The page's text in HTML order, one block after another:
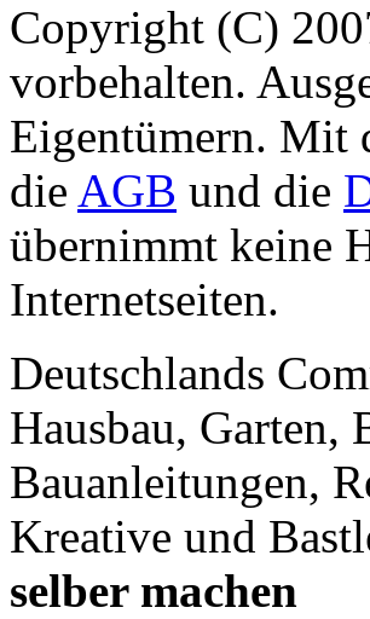
Copyright (C)
vorbehalten.
Eigentümern. Mit
die AGB und die
übernimmt keine
Internetseiten.
Deutschlands
Hausbau, Garten,
Bauanleitungen,
Kreative und
selber machen